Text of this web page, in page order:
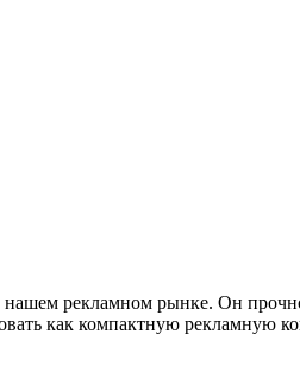
реклам­ном рын­ке. Он
как ком­пакт­ную реклам­ную